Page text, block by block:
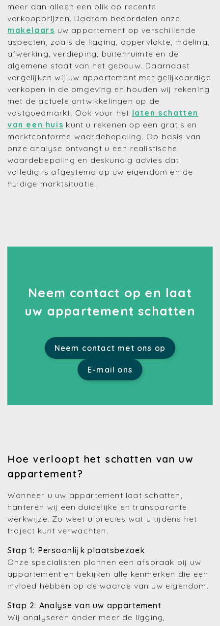
meer dan alleen een blik op recente
verkoopprijzen. Daarom beoordelen onze
makelaars uw appartement op verschillende
aspecten, zoals de ligging, oppervlakte, indeling,
afwerking, verdieping, buitenruimte en de
algemene staat van het gebouw. Daarnaast
vergelijken wij uw appartement met gelijkaardige
verkopen in de omgeving en houden wij rekening
met de actuele ontwikkelingen op de
vastgoedmarkt. Ook voor het laten schatten
van een huis kunt u rekenen op een gratis en
marktconforme waardebepaling. Op basis van
onze analyse ontvangt u een realistische
waardebepaling en deskundig advies dat
volledig is afgestemd op uw eigendom en de
huidige marktsituatie.
Neem contact op en laat
uw appartement schatten
Neem contact met ons op
E-mail ons
Hoe verloopt het schatten van uw
appartement?
Wanneer u uw appartement laat schatten,
hanteren wij een duidelijke en transparante
werkwijze. Zo weet u precies wat u tijdens het
traject kunt verwachten.
Stap 1: Persoonlijk plaatsbezoek
Onze specialisten plannen een afspraak bij uw
appartement en bekijken alle kenmerken die een
invloed hebben op de waarde van uw eigendom.
Stap 2: Analyse van uw appartement
Wij analyseren onder meer de ligging,